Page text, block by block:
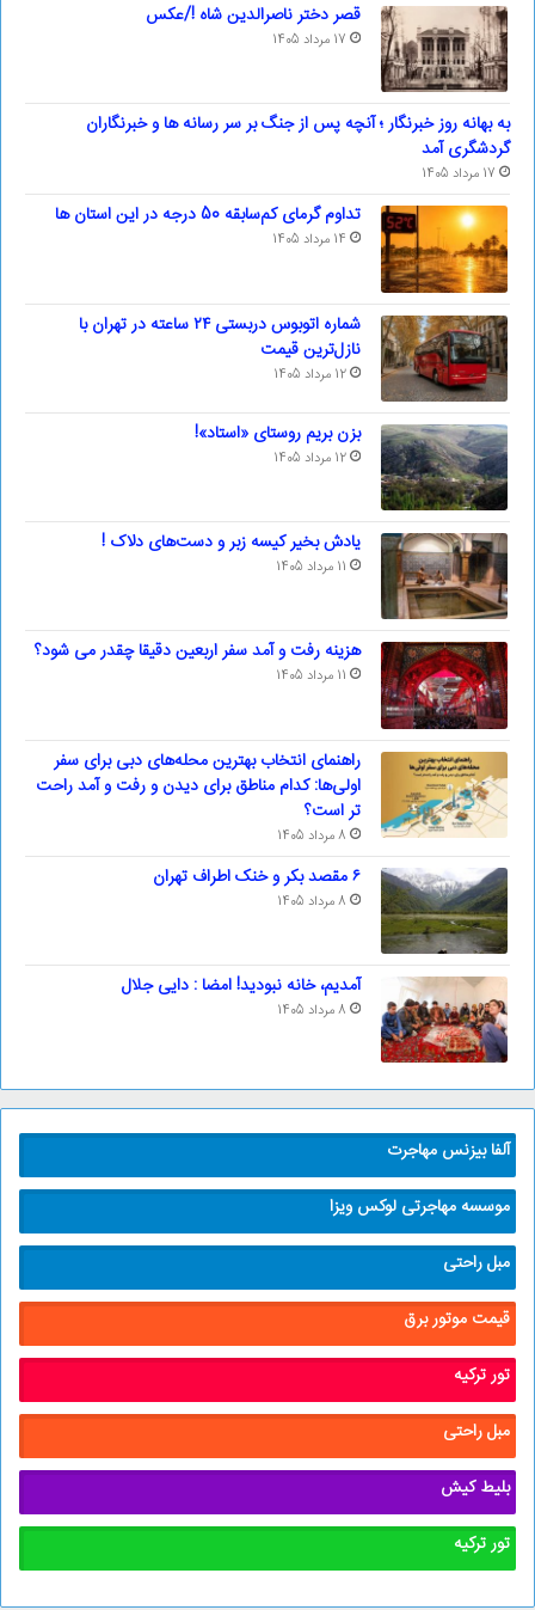
قصر دختر ناصرالدین شاه !/عکس
17 مرداد 1405
به بهانه روز خبرنگار ؛ آنچه پس از جنگ بر سر رسانه ها و خبرنگاران
گردشگری آمد
17 مرداد 1405
تداوم گرمای کم‌سابقه 50 درجه در این استان ها
14 مرداد 1405
شماره اتوبوس دربستی ۲۴ ساعته در تهران با
نازل‌ترین قیمت
12 مرداد 1405
بزن بریم روستای «استاد»!
12 مرداد 1405
یادش بخیر کیسه‌ زبر و دست‌های دلاک !
11 مرداد 1405
هزینه رفت و آمد سفر اربعین دقیقا چقدر می شود؟
11 مرداد 1405
راهنمای انتخاب بهترین محله‌های دبی برای سفر
اولی‌ها: کدام مناطق برای دیدن و رفت و آمد راحت
تر است؟
8 مرداد 1405
۶ مقصد بکر و خنک اطراف تهران
8 مرداد 1405
آمدیم، خانه نبودید! امضا : دایی جلال
8 مرداد 1405
آلفا بیزنس مهاجرت
موسسه مهاجرتی لوکس ویزا
مبل راحتی
قیمت موتور برق
تور ترکیه
مبل راحتی
بلیط کیش
تور ترکیه